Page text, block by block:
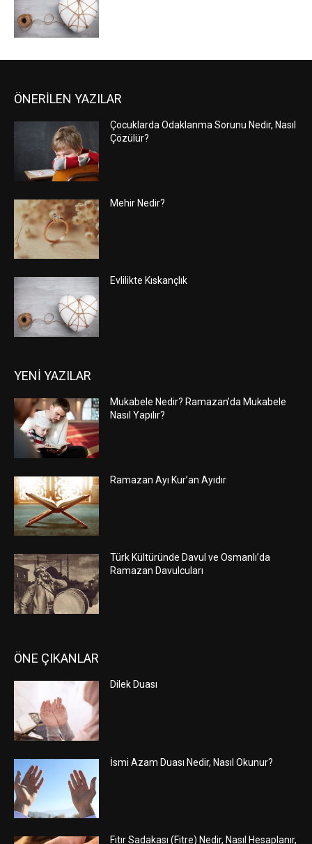
ÖNERİLEN YAZILAR
Çocuklarda Odaklanma Sorunu Nedir, Nasıl
Çözülür?
Mehir Nedir?
Evlilikte Kıskançlık
YENİ YAZILAR
Mukabele Nedir? Ramazan’da Mukabele
Nasıl Yapılır?
Ramazan Ayı Kur’an Ayıdır
Türk Kültüründe Davul ve Osmanlı’da
Ramazan Davulcuları
ÖNE ÇIKANLAR
Dilek Duası
İsmi Azam Duası Nedir, Nasıl Okunur?
Fıtır Sadakası (Fitre) Nedir, Nasıl Hesaplanır,